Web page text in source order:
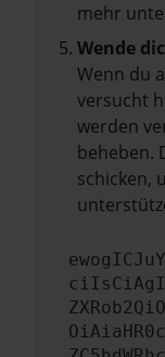
mehr
Wende
Wenn du
versucht
werden
beheben.
schicken,